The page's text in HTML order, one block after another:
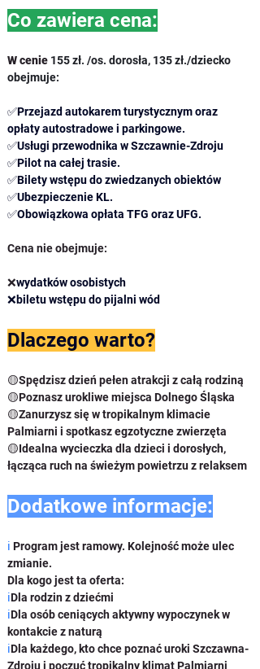
Co zawiera cena:
W cenie 155 zł. /os. dorosła, 135 zł./dziecko
obejmuje:
✅Przejazd autokarem turystycznym oraz
opłaty autostradowe i parkingowe.
✅Usługi przewodnika w Szczawnie-Zdroju
✅Pilot na całej trasie.
✅Bilety wstępu do zwiedzanych obiektów
✅Ubezpieczenie KL.
✅Obowiązkowa opłata TFG oraz UFG.
Cena nie obejmuje:
❌wydatków osobistych
❌biletu wstępu do pijalni wód
Dlaczego warto?
🟡Spędzisz dzień pełen atrakcji z całą rodziną
🟡Poznasz urokliwe miejsca Dolnego Śląska
🟡Zanurzysz się w tropikalnym klimacie
Palmiarni i spotkasz egzotyczne zwierzęta
🟡Idealna wycieczka dla dzieci i dorosłych,
łącząca ruch na świeżym powietrzu z relaksem
Dodatkowe informacje:
ℹ️ Program jest ramowy. Kolejność może ulec
zmianie.
Dla kogo jest ta oferta:
ℹ️Dla rodzin z dziećmi
ℹ️Dla osób ceniących aktywny wypoczynek w
kontakcie z naturą
ℹ️Dla każdego, kto chce poznać uroki Szczawna-
Zdroju i poczuć tropikalny klimat Palmiarni